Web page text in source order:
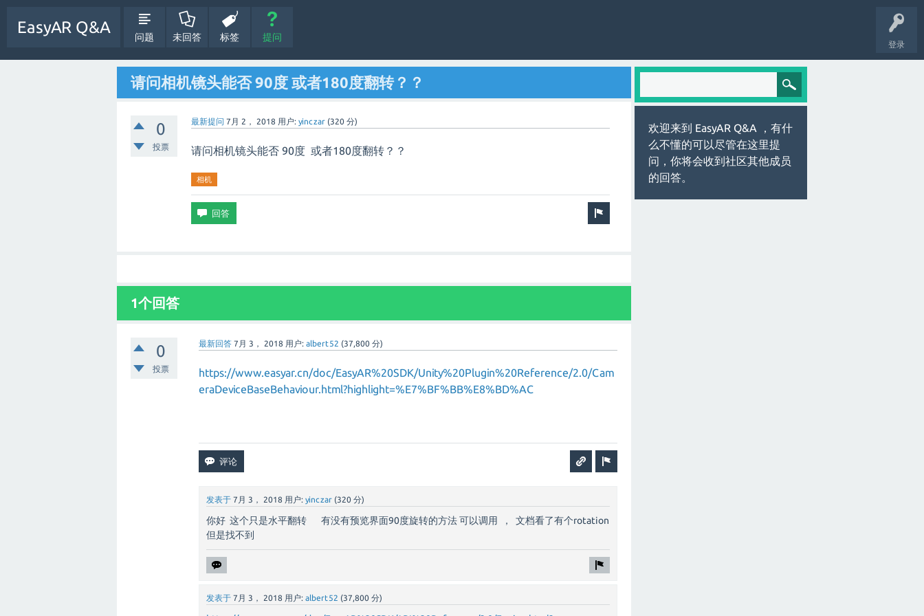
登录
EasyAR Q&A
问题 未回答 标签 提问
请问相机镜头能否 90度 或者180度翻转？？
0
投票
最新提问 7月 2， 2018 用户: yinczar (320 分)
请问相机镜头能否 90度 或者180度翻转？？
相机
1个回答
0
投票
最新回答 7月 3， 2018 用户: albert52 (37,800 分)
https://www.easyar.cn/doc/EasyAR%20SDK/Unity%20Plugin%20Reference/2.0/Cam
eraDeviceBaseBehaviour.html?highlight=%E7%BF%BB%E8%BD%AC
发表于 7月 3， 2018 用户: yinczar (320 分)
你好 这个只是水平翻转 有没有预览界面90度旋转的方法 可以调用 ， 文档看了有个rotation
但是找不到
发表于 7月 3， 2018 用户: albert52 (37,800 分)
欢迎来到 EasyAR Q&A ，有什
么不懂的可以尽管在这里提
问，你将会收到社区其他成员
的回答。